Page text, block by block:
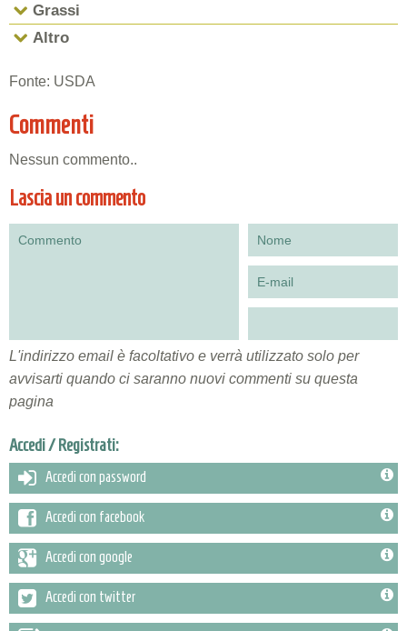
Grassi
Altro
Fonte: USDA
Commenti
Nessun commento..
Lascia un commento
L'indirizzo email è facoltativo e verrà utilizzato solo per
avvisarti quando ci saranno nuovi commenti su questa
pagina
Accedi / Registrati:
Accedi con password
Accedi con facebook
Accedi con google
Accedi con twitter